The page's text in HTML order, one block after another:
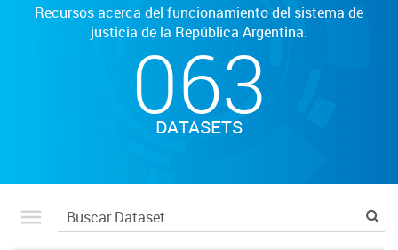
Recursos acerca del funcionamiento del sistema de
justicia de la República Argentina.
063
DATASETS